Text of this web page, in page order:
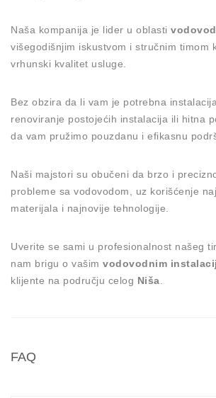
Naša kompanija je lider u oblasti
višegodišnjim iskustvom i stručnim timom
vrhunski kvalitet usluge.
Bez obzira da li vam je potrebna
renoviranje postojećih instalacija ili hitna
da vam pružimo pouzdanu i efikasnu
Naši majstori su obučeni da brzo i
probleme sa vodovodom, uz korišćenje
materijala i najnovije tehnologije.
Uverite se sami u profesionalnost našeg
nam brigu o vašim vodovodnim
klijente na području celog Niša
FAQ